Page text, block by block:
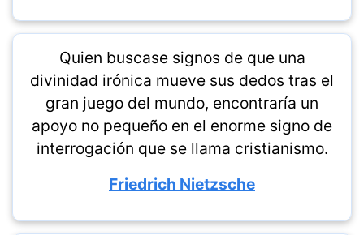
Quien buscase signos de que una
divinidad irónica mueve sus dedos tras el
gran juego del mundo, encontraría un
apoyo no pequeño en el enorme signo de
interrogación que se llama cristianismo.
Friedrich Nietzsche